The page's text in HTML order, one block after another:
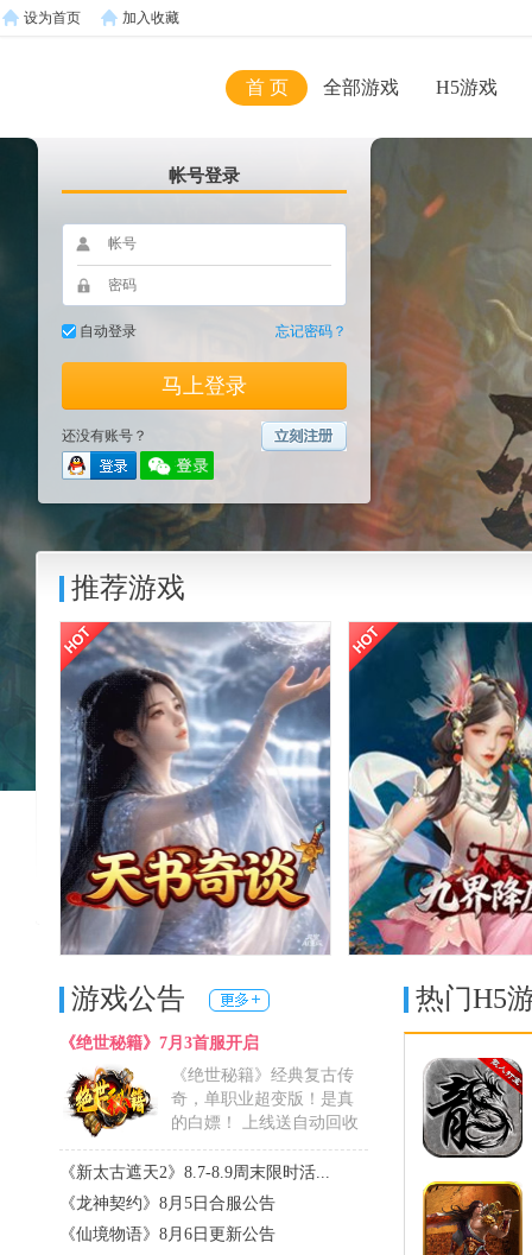
设为首页 加入收藏
首 页 全部游戏 H5游戏
帐号登录
自动登录 忘记密码？
马上登录
还没有账号？
推荐游戏
进入游戏 充值 官网 进入游戏 充值
游戏公告
《绝世秘籍》7月3首服开启
《绝世秘籍》经典复古传
奇，单职业超变版！是真
的白嫖！ 上线送自动回收
+范...... 详细>>
《新太古遮天2》8.7-8.9周末限时活...
《龙神契约》8月5日合服公告
《仙境物语》8月6日更新公告
热门H5